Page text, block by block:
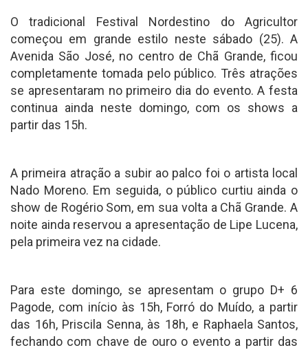
O tradicional Festival Nordestino do Agricultor
começou em grande estilo neste sábado (25). A
Avenida São José, no centro de Chã Grande, ficou
completamente tomada pelo público. Três atrações
se apresentaram no primeiro dia do evento. A festa
continua ainda neste domingo, com os shows a
partir das 15h.
A primeira atração a subir ao palco foi o artista local
Nado Moreno. Em seguida, o público curtiu ainda o
show de Rogério Som, em sua volta a Chã Grande. A
noite ainda reservou a apresentação de Lipe Lucena,
pela primeira vez na cidade.
Para este domingo, se apresentam o grupo D+ 6
Pagode, com início às 15h, Forró do Muído, a partir
das 16h, Priscila Senna, às 18h, e Raphaela Santos,
fechando com chave de ouro o evento a partir das